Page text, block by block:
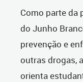
Como parte da
do Junho
prevenção e
outras drogas, a
orienta